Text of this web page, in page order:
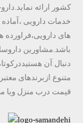
کشور ارائه
خدمات دارویی
های
باشد.مشاورین
دنبال آن
متنوع ازبرندهای
قیمت درب منزل ویا